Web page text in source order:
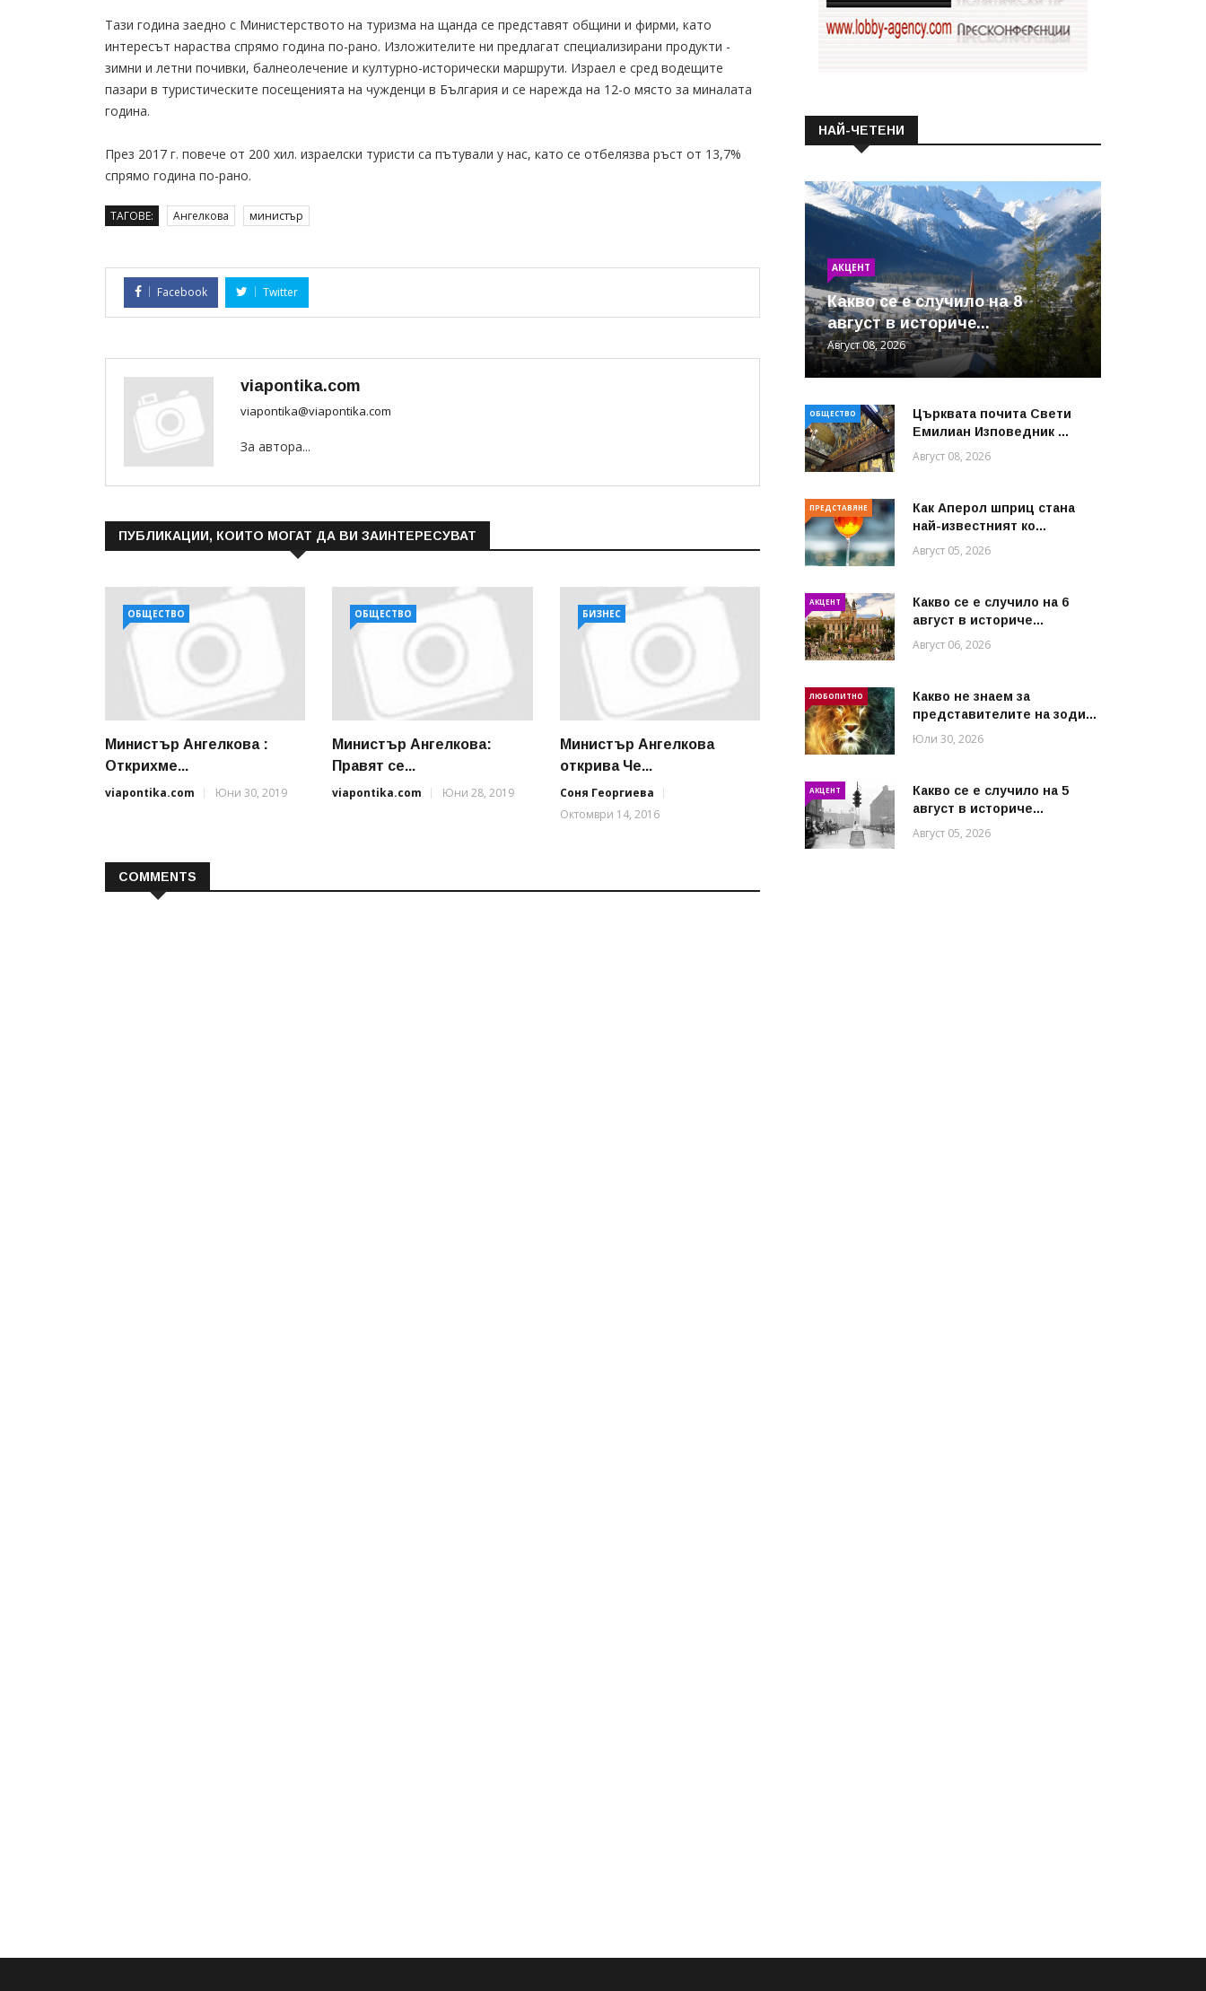
Тази година заедно с Министерството на туризма на щанда се представят общини и фирми, като
интересът нараства спрямо година по-рано. Изложителите ни предлагат специализирани продукти -
зимни и летни почивки, балнеолечение и културно-исторически маршрути. Израел е сред водещите
пазари в туристическите посещенията на чужденци в България и се нарежда на 12-о място за миналата
година.
През 2017 г. повече от 200 хил. израелски туристи са пътували у нас, като се отбелязва ръст от 13,7%
спрямо година по-рано.
ТАГОВЕ: Ангелкова министър
Facebook Twitter
viapontika.com
viapontika@viapontika.com
За автора...
ПУБЛИКАЦИИ, КОИТО МОГАТ ДА ВИ ЗАИНТЕРЕСУВАТ
ОБЩЕСТВО
Министър Ангелкова :
Открихме...
viapontika.com
Юни 30, 2019
ОБЩЕСТВО
Министър Ангелкова:
Правят се...
viapontika.com
Юни 28, 2019
БИЗНЕС
Министър Ангелкова
открива Че...
Соня Георгиева
Октомври 14, 2016
COMMENTS
НАЙ-ЧЕТЕНИ
АКЦЕНТ
Какво се е случило на 8
август в историче...
Август 08, 2026
ОБЩЕСТВО
Църквата почита Свeти
Емилиан Изповедник ...
Август 08, 2026
ПРЕДСТАВЯНЕ
Как Аперол шприц стана
най-известният ко...
Август 05, 2026
АКЦЕНТ
Какво се е случило на 6
август в историче...
Август 06, 2026
ЛЮБОПИТНО
Какво не знаем за
представителите на зоди...
Юли 30, 2026
АКЦЕНТ
Какво се е случило на 5
август в историче...
Август 05, 2026